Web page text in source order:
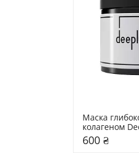
Маска
колагеном
Hydrating Hair
600 ₴